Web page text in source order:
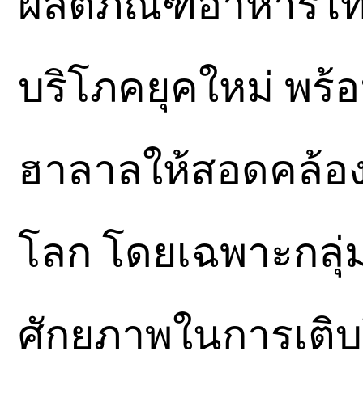
บริโภคยุคใหม่ พร้
ฮาลาลให้สอดคล้
โลก โดยเฉพาะก
ศักยภาพในการเติ